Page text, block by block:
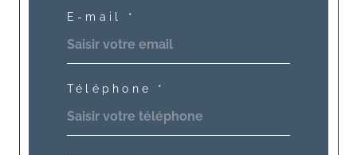
E-mail *
Téléphone *